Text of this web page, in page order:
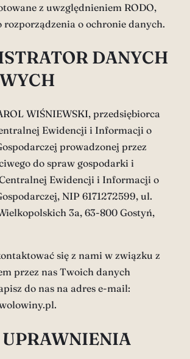
z uwzględnieniem RODO,
rozporządzenia o ochronie danych.
DANYCH
WIŚNIEWSKI, przedsiębiorca
Ewidencji i Informacji o
prowadzonej przez
do spraw gospodarki i
Ewidencji i Informacji o
NIP 6171272599, ul.
3a, 63-800 Gostyń,
się z nami w związku z
przez nas Twoich danych
do nas na adres e-mail: